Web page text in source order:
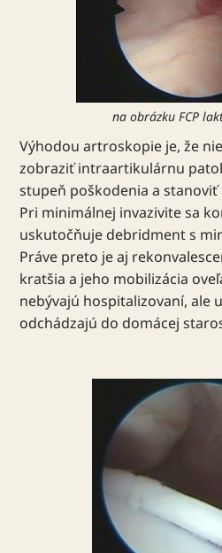
na obrázku FCP
Výhodou artroskopie je, že
zobraziť intraartikulárnu
stupeň poškodenia a
Pri minimálnej invazivite sa
uskutočňuje debridment s
Práve preto je aj
kratšia a jeho mobilizácia
nebývajú hospitalizovaní, ale
odchádzajú do domácej